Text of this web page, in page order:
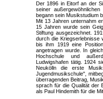
Der 1896 in Eitorf an der
seiner
begann sein Musikstudium
Mit 13 Jahren unternahm
15 Jahren wurde sein
Stiftung ausgezeichnet.
durch die Kriegserlebnisse
bis ihm 1919 eine
angetragen wurde. In
Hochschule und
Ludwigshafen tätig. 1924
Neukölln die erste
Jugendmusikschule",
überragenden Beitrag,
sprach für die Qualität der
als Paul Hindemith für die